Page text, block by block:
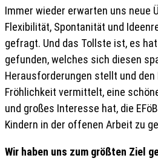
Immer wieder erwarten uns neue
Flexibilität, Spontanität und
gefragt. Und das Tollste ist, es
gefunden, welches sich diesen
Herausforderungen stellt und den
Fröhlichkeit vermittelt, eine
und großes Interesse hat, die
Kindern in der offenen Arbeit zu
Wir haben uns zum größten Ziel